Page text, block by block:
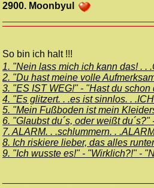
2900. Moonbyul
______
So bin ich halt !!!
1. "Nein lass mich ich kann das! . .
2. "Du hast meine volle
3. "ES IST WEG!" - "Hast du
4. "Es glitzert. . .es ist sinnlos. .
5. "Mein Fußboden ist mein
6. "Glaubst du´s, oder weißt
7. ALARM. . .schlummern. .
8. Ich riskiere lieber, das alles
9. "Ich wusste es!" - "Wirklich?!" -